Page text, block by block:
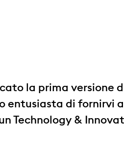
la prima versione
entusiasta di fornirvi
Technology &